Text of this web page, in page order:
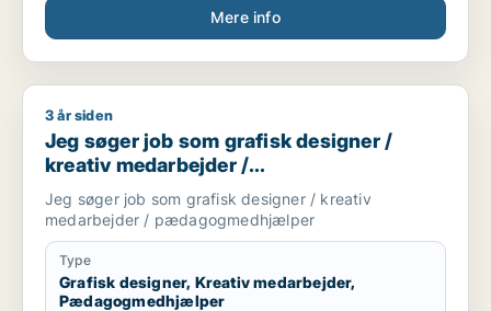
Mere info
Jeg søger job som grafisk designer / kreativ medarbejder
3 år siden
Jeg søger job som grafisk designer /
kreativ medarbejder /
pædagogmedhjælper
Jeg søger job som grafisk designer / kreativ
medarbejder / pædagogmedhjælper
Type
Grafisk designer, Kreativ medarbejder,
Pædagogmedhjælper